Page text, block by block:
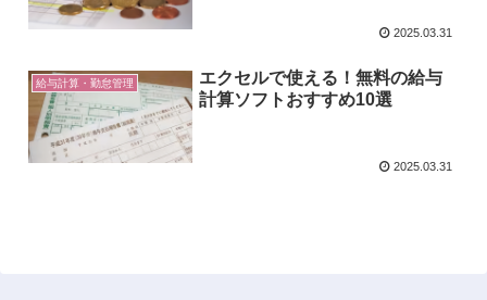
2025.03.31
給与計算・勤怠管理
エクセルで使える！無料の給与
計算ソフトおすすめ10選
2025.03.31